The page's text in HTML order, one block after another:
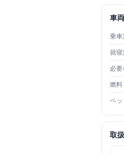
車
乗車
就寝
必
燃料
ペッ
取